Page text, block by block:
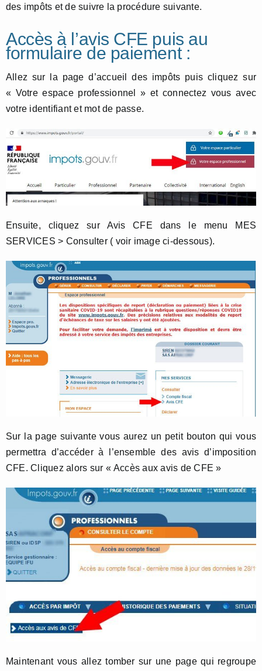
des impôts et de suivre la procédure suivante.
Accès à l’avis CFE puis au
formulaire de paiement :
Allez sur la page d’accueil des impôts puis cliquez sur
« Votre espace professionnel » et connectez vous avec
votre identifiant et mot de passe.
Ensuite, cliquez sur Avis CFE dans le menu MES
SERVICES > Consulter ( voir image ci-dessous).
Sur la page suivante vous aurez un petit bouton qui vous
permettra d’accéder à l’ensemble des avis d’imposition
CFE. Cliquez alors sur « Accès aux avis de CFE »
Maintenant vous allez tomber sur une page qui regroupe